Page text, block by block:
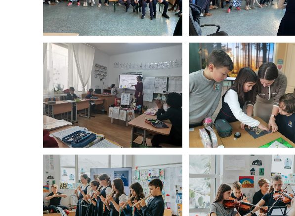
Lifestyle Medicine
Activități clase primare
Ziua Porților Deschise 2024